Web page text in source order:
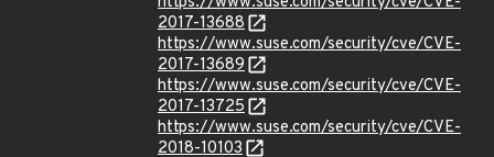
2017-13688
https://www.suse.com/security/cve/CVE-
2017-13689
https://www.suse.com/security/cve/CVE-
2017-13725
https://www.suse.com/security/cve/CVE-
2018-10103